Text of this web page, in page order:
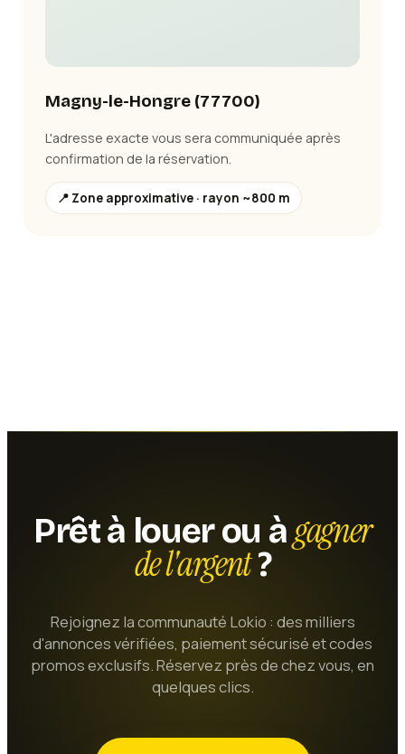
Magny-le-Hongre (77700)
L'adresse exacte vous sera communiquée après
confirmation de la réservation.
📍 Zone approximative · rayon ~800 m
Prêt à louer ou àgagner
de l'argent?
Rejoignez la communauté Lokio : des milliers
d'annonces vérifiées, paiement sécurisé et codes
promos exclusifs. Réservez près de chez vous, en
quelques clics.